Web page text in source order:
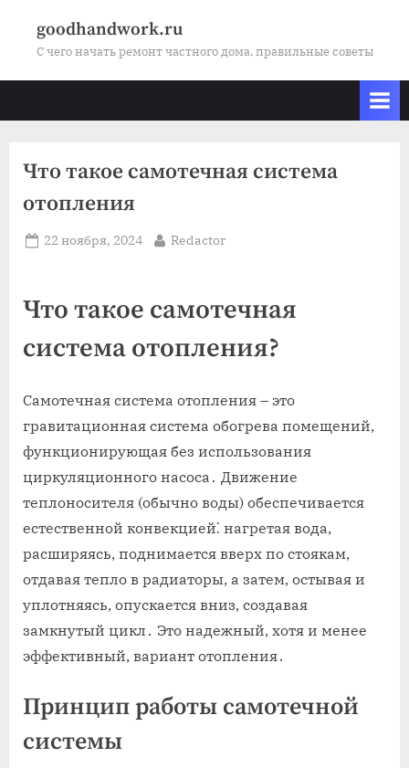
goodhandwork.ru
С чего начать ремонт частного дома, правильные советы
Что такое самотечная система
отопления
Posted
22 ноября, 2024 By
Redactor
Что такое самотечная
система отопления?
Самотечная система отопления – это
гравитационная система обогрева помещений,
функционирующая без использования
циркуляционного насоса․ Движение
теплоносителя (обычно воды) обеспечивается
естественной конвекцией⁚ нагретая вода,
расширяясь, поднимается вверх по стоякам,
отдавая тепло в радиаторы, а затем, остывая и
уплотняясь, опускается вниз, создавая
замкнутый цикл․ Это надежный, хотя и менее
эффективный, вариант отопления․
Принцип работы самотечной
системы